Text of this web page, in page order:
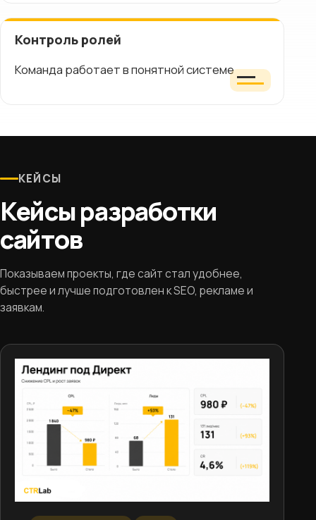
Контроль ролей
Команда работает в понятной системе
КЕЙСЫ
Кейсы разработки
сайтов
Показываем проекты, где сайт стал удобнее,
быстрее и лучше подготовлен к SEO, рекламе и
заявкам.